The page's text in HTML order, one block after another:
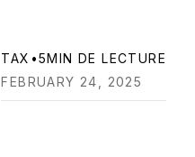
TAX •5MIN DE LECTURE
FEBRUARY 24, 2025